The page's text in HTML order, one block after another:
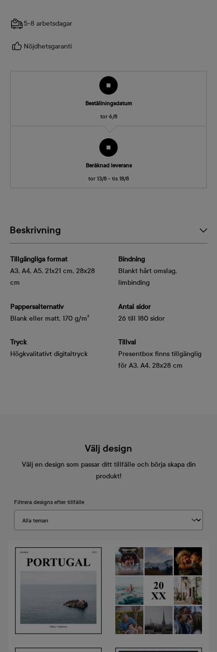
5-8 arbetsdagar
Nöjdhetsgaranti
Beställningsdatum
tor 6/8
Beräknad leverans
tor 13/8 - tis 18/8
Beskrivning
Tillgängliga format
A3, A4, A5, 21x21 cm, 28x28
cm
Pappersalternativ
Blank eller matt, 170 g/m²
Tryck
Högkvalitativt digitaltryck
Bindning
Blankt hårt omslag,
limbinding
Antal sidor
26 till 180 sidor
Tillval
Presentbox finns tillgänglig
för A3, A4, 28x28 cm
Välj design
Välj en design som passar ditt tillfälle och börja skapa din
produkt!
Filtrera designs efter tillfälle